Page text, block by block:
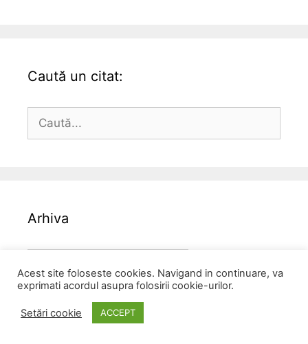
Caută un citat:
Caută
Arhiva
Acest site foloseste cookies. Navigand in continuare, va
exprimati acordul asupra folosirii cookie-urilor.
Setări cookie ACCEPT